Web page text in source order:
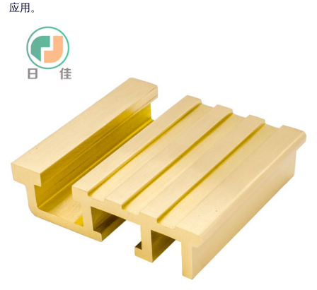
应用。